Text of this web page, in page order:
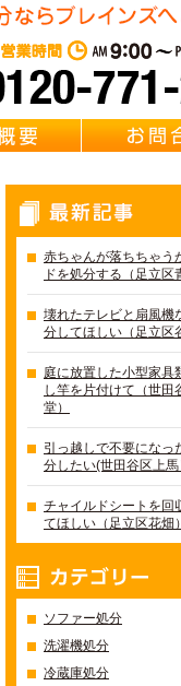
会社概要
赤ちゃんが落ちちゃう
ドを処分する（足立区
壊れたテレビと扇風機
分してほしい（足立区
庭に放置した小型家具
し竿を片付けて（世田
堂）
引っ越しで不要になっ
分したい(世田谷区上馬
チャイルドシートを回
てほしい（足立区花畑）
ソファー処分
洗濯機処分
冷蔵庫処分